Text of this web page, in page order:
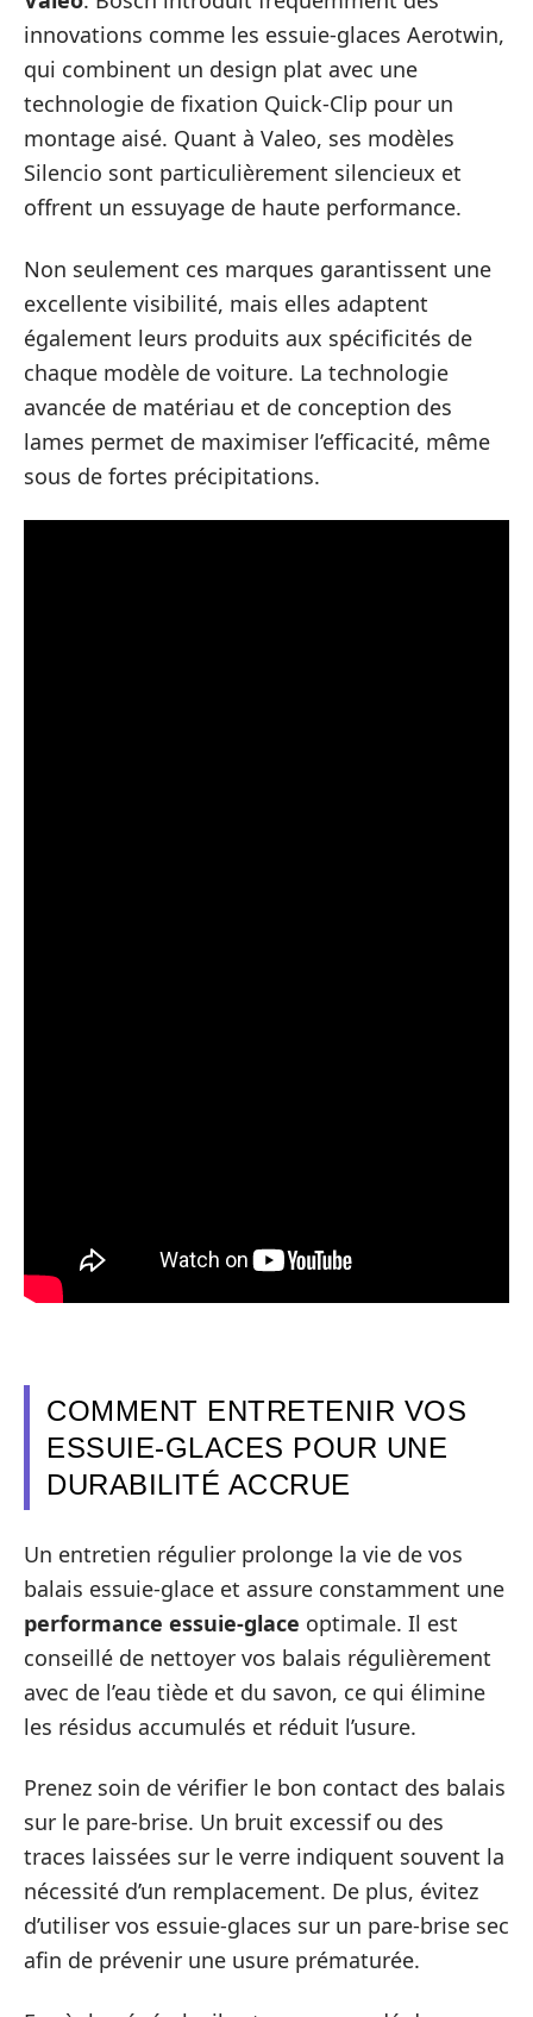
innovations comme les essuie-glaces Aerotwin,
qui combinent un design plat avec une
technologie de fixation Quick-Clip pour un
montage aisé. Quant à Valeo, ses modèles
Silencio sont particulièrement silencieux et
offrent un essuyage de haute performance.
Non seulement ces marques garantissent une
excellente visibilité, mais elles adaptent
également leurs produits aux spécificités de
chaque modèle de voiture. La technologie
avancée de matériau et de conception des
lames permet de maximiser l’efficacité, même
sous de fortes précipitations.
COMMENT ENTRETENIR VOS
ESSUIE-GLACES POUR UNE
DURABILITÉ ACCRUE
Un entretien régulier prolonge la vie de vos
balais essuie-glace et assure constamment une
performance essuie-glace optimale. Il est
conseillé de nettoyer vos balais régulièrement
avec de l’eau tiède et du savon, ce qui élimine
les résidus accumulés et réduit l’usure.
Prenez soin de vérifier le bon contact des balais
sur le pare-brise. Un bruit excessif ou des
traces laissées sur le verre indiquent souvent la
nécessité d’un remplacement. De plus, évitez
d’utiliser vos essuie-glaces sur un pare-brise sec
afin de prévenir une usure prématurée.